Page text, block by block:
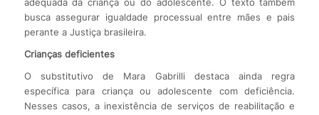
adequada da criança ou do adolescente. O texto também
busca assegurar igualdade processual entre mães e pais
perante a Justiça brasileira.
Crianças deficientes
O substitutivo de Mara Gabrilli destaca ainda regra
específica para criança ou adolescente com deficiência.
Nesses casos, a inexistência de serviços de reabilitação e